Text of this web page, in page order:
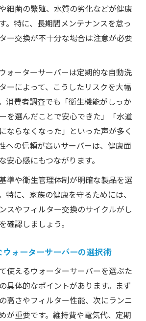
細菌の繁殖、水質の劣化などが健康
。特に、長期間メンテナンスを怠っ
ー交換が不十分な場合は注意が必要
ォーターサーバーは定期的な自動洗
ーによって、こうしたリスクを大幅
消費者調査でも「衛生機能がしっか
を選んだことで安心できた」「水道
ならなくなった」といった声が多く
への信頼が高いサーバーは、健康面
安心感にもつながります。
準や衛生管理体制が明確な製品を選
特に、家族の健康を守るためには、
スやフィルター交換のサイクルがし
確認しましょう。
ォーターサーバーの選択術
使えるウォーターサーバーを選ぶた
具体的なポイントがあります。まず
高さやフィルター性能、次にランニ
が重要です。維持費や電気代、定期